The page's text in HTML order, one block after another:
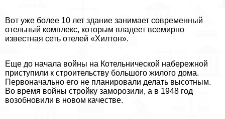
Вот уже более 10 лет здание занимает современный
отельный комплекс, которым владеет всемирно
известная сеть отелей «Хилтон».
Еще до начала войны на Котельнической набережной
приступили к строительству большого жилого дома.
Первоначально его не планировали делать высотным.
Во время войны стройку заморозили, а в 1948 год
возобновили в новом качестве.